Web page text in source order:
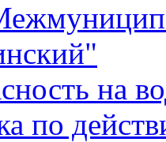
на
по